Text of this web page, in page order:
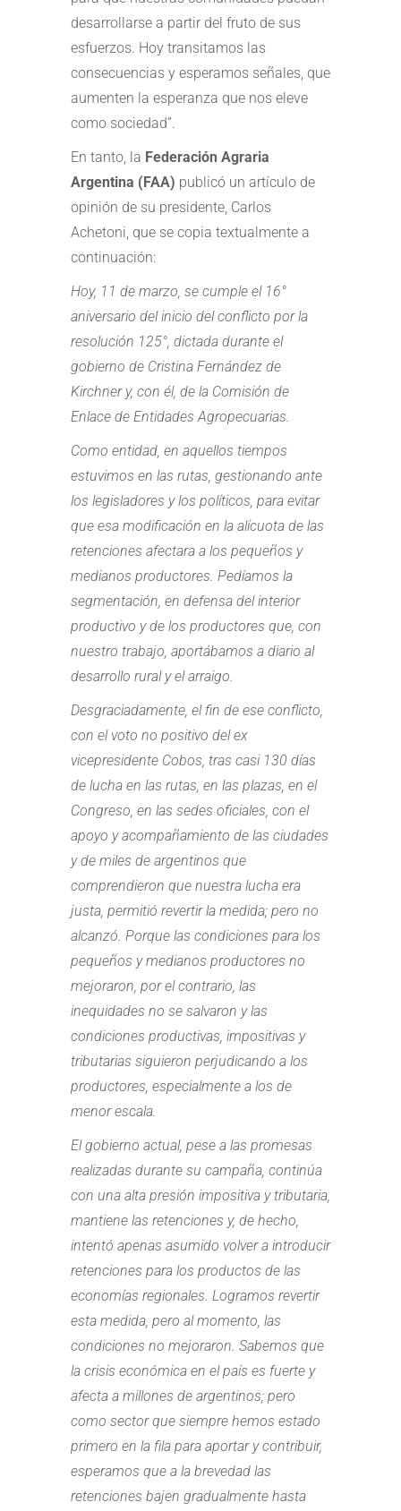
desarrollarse a partir del fruto de sus
esfuerzos. Hoy transitamos las
consecuencias y esperamos señales, que
aumenten la esperanza que nos eleve
como sociedad”.
En tanto, la Federación Agraria
Argentina (FAA) publicó un artículo de
opinión de su presidente, Carlos
Achetoni, que se copia textualmente a
continuación:
Hoy, 11 de marzo, se cumple el 16°
aniversario del inicio del conflicto por la
resolución 125°, dictada durante el
gobierno de Cristina Fernández de
Kirchner y, con él, de la Comisión de
Enlace de Entidades Agropecuarias.
Como entidad, en aquellos tiempos
estuvimos en las rutas, gestionando ante
los legisladores y los políticos, para evitar
que esa modificación en la alícuota de las
retenciones afectara a los pequeños y
medianos productores. Pedíamos la
segmentación, en defensa del interior
productivo y de los productores que, con
nuestro trabajo, aportábamos a diario al
desarrollo rural y el arraigo.
Desgraciadamente, el fin de ese conflicto,
con el voto no positivo del ex
vicepresidente Cobos, tras casi 130 días
de lucha en las rutas, en las plazas, en el
Congreso, en las sedes oficiales, con el
apoyo y acompañamiento de las ciudades
y de miles de argentinos que
comprendieron que nuestra lucha era
justa, permitió revertir la medida; pero no
alcanzó. Porque las condiciones para los
pequeños y medianos productores no
mejoraron, por el contrario, las
inequidades no se salvaron y las
condiciones productivas, impositivas y
tributarias siguieron perjudicando a los
productores, especialmente a los de
menor escala.
El gobierno actual, pese a las promesas
realizadas durante su campaña, continúa
con una alta presión impositiva y tributaria,
mantiene las retenciones y, de hecho,
intentó apenas asumido volver a introducir
retenciones para los productos de las
economías regionales. Logramos revertir
esta medida, pero al momento, las
condiciones no mejoraron. Sabemos que
la crisis económica en el país es fuerte y
afecta a millones de argentinos; pero
como sector que siempre hemos estado
primero en la fila para aportar y contribuir,
esperamos que a la brevedad las
retenciones bajen gradualmente hasta